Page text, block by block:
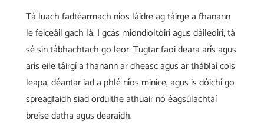
Tá luach fadtéarmach níos láidre ag táirge a fhanann
le feiceáil gach lá. I gcás miondíoltóirí agus dáileoirí, tá
sé sin tábhachtach go leor. Tugtar faoi deara arís agus
arís eile táirgí a fhanann ar dheasc agus ar tháblaí cois
leapa, déantar iad a phlé níos minice, agus is dóichí go
spreagfaidh siad orduithe athuair nó éagsúlachtaí
breise datha agus dearaidh.